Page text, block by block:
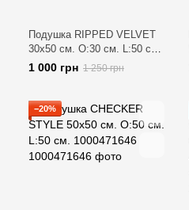
Подушка RIPPED VELVET
30х50 см. O:30 см. L:50 см.
1000471629
1 000 грн 1 250 грн
−20%